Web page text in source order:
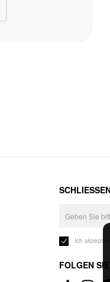
Ich
FOLGEN